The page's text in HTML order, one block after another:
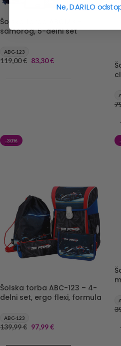
Šolska torba ABC123 –
samorog, 5-delni set
ABC-123
119,00€ 83,30€
-30%
Šolska torba ABC-123 – 4-
delni set, ergo flexi, formula
ABC-123
139,99€ 97,99€
Ne, DARILO